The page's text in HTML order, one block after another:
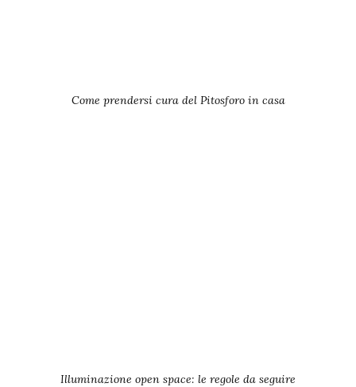
Come prendersi cura del Pitosforo in casa
Illuminazione open space: le regole da seguire